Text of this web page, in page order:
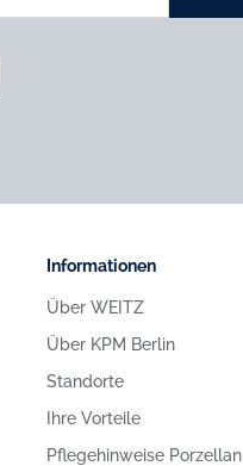
Informationen
Über WEITZ
Über KPM Berlin
Standorte
Ihre Vorteile
Pflegehinweise Porzellan